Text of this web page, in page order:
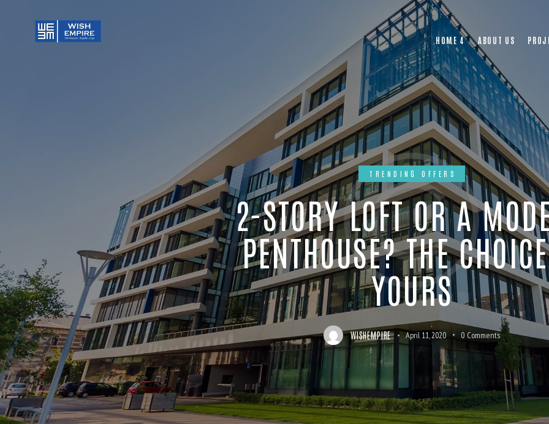
HOME 4 ABOUT US
TRENDING OFFERS
2-STORY LOFT OR A
PENTHOUSE? THE
YOURS
WISHEMPIRE April 11, 2020 0 Comments